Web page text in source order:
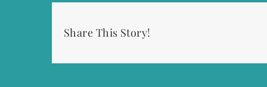
Share This Story!